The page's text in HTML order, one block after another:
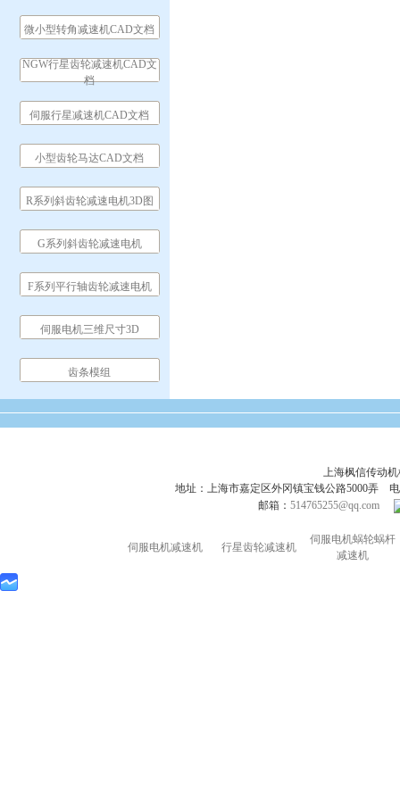
微小型转角减速机CAD文档
NGW行星齿轮减速机CAD文
档
伺服行星减速机CAD文档
小型齿轮马达CAD文档
R系列斜齿轮减速电机3D图
G系列斜齿轮减速电机
F系列平行轴齿轮减速电机
伺服电机三维尺寸3D
齿条模组
上海枫信传动
地址：上海市嘉定区外冈镇宝钱公路5000弄 电
邮箱：514765255@qq.com
伺服电机减速机 行星齿轮减速机
伺服电机蜗轮蜗杆
减速机